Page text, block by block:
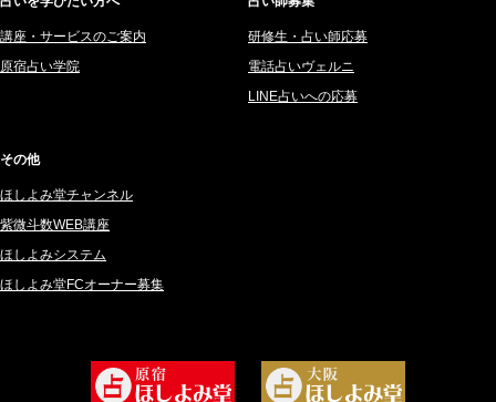
さてら (94)
桜望巴千 (270)
綺咲みゆき (22)
比呂 酒井 (59)
ロザリン (157)
坂宮 鈴果 (82)
尾羽奈美海 (95)
2024年12月 (57)
2024年11月 (38)
2024年10月 (36)
2024年9月 (39)
2024年8月 (45)
2024年5月 (92)
講座・サービスのご案内
原宿占い学院
研修生・占い師応募
電話占いヴェルニ
LINE占いへの応募
その他
ほしよみ堂チャンネル
紫微斗数WEB講座
ほしよみシステム
ほしよみ堂FCオーナー募集